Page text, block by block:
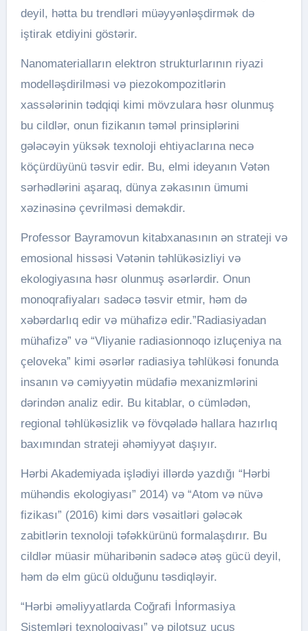
deyil, hətta bu trendləri müəyyənləşdirmək də
iştirak etdiyini göstərir.
Nanomaterialların elektron strukturlarının riyazi
modelləşdirilməsi və piezokompozitlərin
xassələrinin tədqiqi kimi mövzulara həsr olunmuş
bu cildlər, onun fizikanın təməl prinsiplərini
gələcəyin yüksək texnoloji ehtiyaclarına necə
köçürdüyünü təsvir edir. Bu, elmi ideyanın Vətən
sərhədlərini aşaraq, dünya zəkasının ümumi
xəzinəsinə çevrilməsi deməkdir.
Professor Bayramovun kitabxanasının ən strateji və
emosional hissəsi Vətənin təhlükəsizliyi və
ekologiyasına həsr olunmuş əsərlərdir. Onun
monoqrafiyaları sadəcə təsvir etmir, həm də
xəbərdarlıq edir və mühafizə edir.”Radiasiyadan
mühafizə” və “Vliyanie radiasionnoqo izluçeniya na
çeloveka” kimi əsərlər radiasiya təhlükəsi fonunda
insanın və cəmiyyətin müdafiə mexanizmlərini
dərindən analiz edir. Bu kitablar, o cümlədən,
regional təhlükəsizlik və fövqəladə hallara hazırlıq
baxımından strateji əhəmiyyət daşıyır.
Hərbi Akademiyada işlədiyi illərdə yazdığı “Hərbi
mühəndis ekologiyası” 2014) və “Atom və nüvə
fizikası” (2016) kimi dərs vəsaitləri gələcək
zabitlərin texnoloji təfəkkürünü formalaşdırır. Bu
cildlər müasir müharibənin sadəcə atəş gücü deyil,
həm də elm gücü olduğunu təsdiqləyir.
“Hərbi əməliyyatlarda Coğrafi İnformasiya
Sistemləri texnologiyası” və pilotsuz uçuş